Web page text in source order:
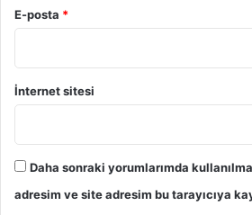
E-posta *
İnternet sitesi
Daha sonraki yorumlarımda
adresim ve site adresim bu tarayıcıya